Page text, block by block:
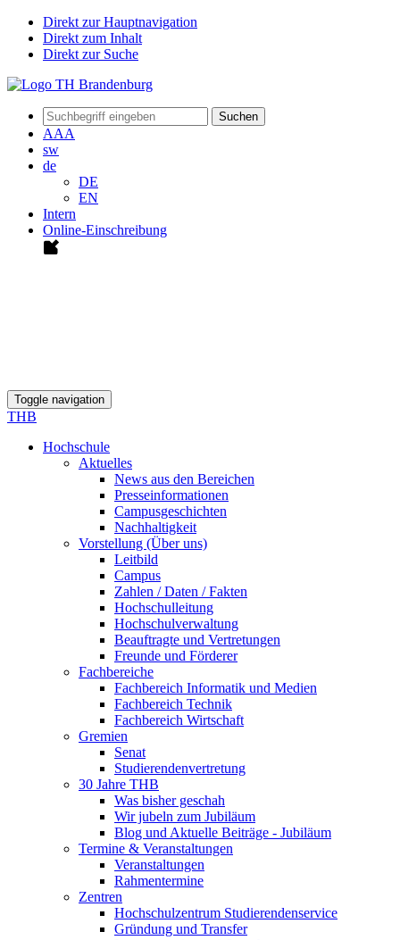
Direkt zur Hauptnavigation
Direkt zum Inhalt
Direkt zur Suche
Suchen
AAA
sw
de
DE
EN
Intern
Online-Einschreibung
Toggle navigation
THB
Hochschule
Aktuelles
News aus den Bereichen
Presseinformationen
Campusgeschichten
Nachhaltigkeit
Vorstellung (Über uns)
Leitbild
Campus
Zahlen / Daten / Fakten
Hochschulleitung
Hochschulverwaltung
Beauftragte und Vertretungen
Freunde und Förderer
Fachbereiche
Fachbereich Informatik und Medien
Fachbereich Technik
Fachbereich Wirtschaft
Gremien
Senat
Studierendenvertretung
30 Jahre THB
Was bisher geschah
Wir jubeln zum Jubiläum
Blog und Aktuelle Beiträge - Jubiläum
Termine & Veranstaltungen
Veranstaltungen
Rahmentermine
Zentren
Hochschulzentrum Studierendenservice
Gründung und Transfer